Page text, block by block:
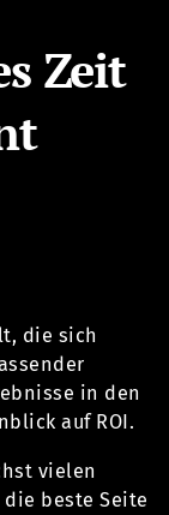
Zeit
die sich
in den
auf ROI.
vielen
beste Seite